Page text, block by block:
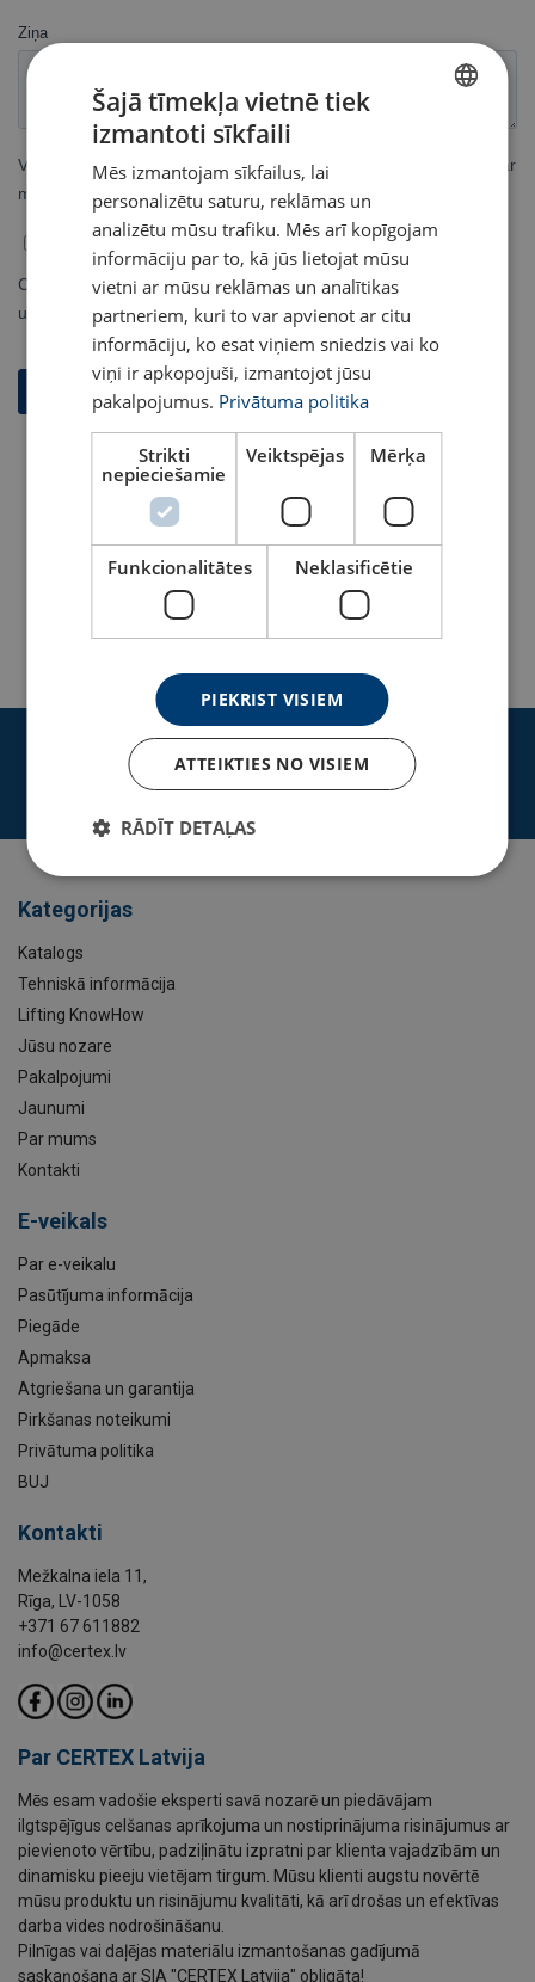
8.klases ķēžu stropes
Katalogs
Uzzināt vairāk
Pierakstīties jaunumu saņemšanai
Pierakstīties
Kategorijas
Katalogs
Tehniskā informācija
Lifting KnowHow
Jūsu nozare
Pakalpojumi
Jaunumi
Par mums
Kontakti
E-veikals
Par e-veikalu
Pasūtījuma informācija
Piegāde
Apmaksa
Atgriešana un garantija
Pirkšanas noteikumi
Privātuma politika
BUJ
Kontakti
Mežkalna iela 11,
Rīga, LV-1058
+371 67 611882
info@certex.lv
Par CERTEX Latvija
Mēs esam vadošie eksperti savā nozarē un piedāvājam
ilgtspējīgus celšanas aprīkojuma un nostiprinājuma risinājumus ar
pievienoto vērtību, padziļinātu izpratni par klienta vajadzībām un
dinamisku pieeju vietējam tirgum. Mūsu klienti augstu novērtē
mūsu produktu un risinājumu kvalitāti, kā arī drošas un efektīvas
darba vides nodrošināšanu.
Pilnīgas vai daļējas materiālu izmantošanas gadījumā
saskaņošana ar SIA "CERTEX Latvija" obligāta!
ENGLISH TRANSLATION
Šajā tīmekļa vietnē tiek
izmantoti sīkfaili
Mēs izmantojam sīkfailus, lai
personalizētu saturu, reklāmas un
analizētu mūsu trafiku. Mēs arī kopīgojam
informāciju par to, kā jūs lietojat mūsu
vietni ar mūsu reklāmas un analītikas
partneriem, kuri to var apvienot ar citu
informāciju, ko esat viņiem sniedzis vai ko
viņi ir apkopojuši, izmantojot jūsu
pakalpojumus. Privātuma politika
Strikti
nepieciešamie
Veiktspējas Mērķa
Funkcionalitātes Neklasificētie
PIEKRIST VISIEM
ATTEIKTIES NO VISIEM
RĀDĪT DETAĻAS